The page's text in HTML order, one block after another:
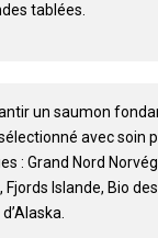
tablées.
un saumon
avec soin
: Grand Nord
Fjords Islande, Bio